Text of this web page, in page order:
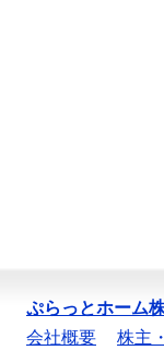
ぷらっとホーム
会社概要
株主